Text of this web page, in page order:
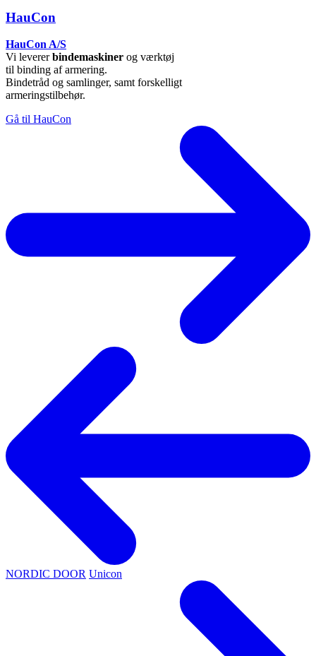
HauCon
HauCon A/S
Vi levererbindemaskiner og værktøj
til binding af armering.
Bindetråd og samlinger, samt forskelligt
armeringstilbehør.
Gå til HauCon
NORDIC DOOR Unicon